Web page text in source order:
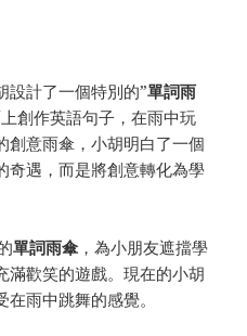
設計了一個特別的”單詞雨
創作英語句子，在雨中玩
創意雨傘，小胡明白了一個
奇遇，而是將創意轉化為學
單詞雨傘 ，為小朋友遮擋學
滿歡笑的遊戲。現在的小胡
雨中跳舞的感覺。